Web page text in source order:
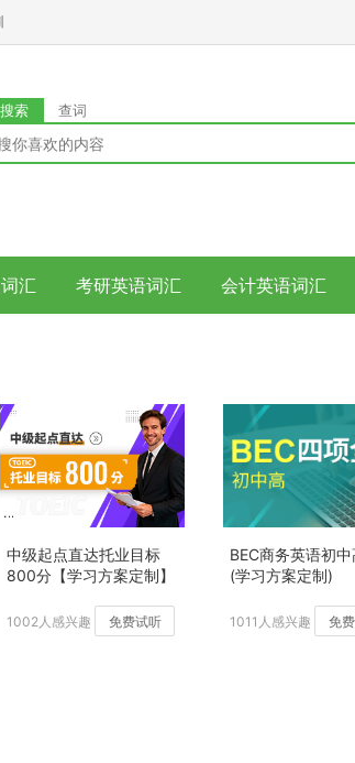
搜索 查词
汇 考研英语词汇 会计英语词汇
中级起点直达托业目标
800分【学习方案定制】
1002人感兴趣 免费试听
BEC商务英语初中
(学习方案定制)
1011人感兴趣 免